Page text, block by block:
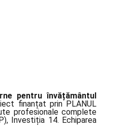
pentru învățământul
finanțat prin PLANUL
profesionale complete
Investiția 14. Echiparea